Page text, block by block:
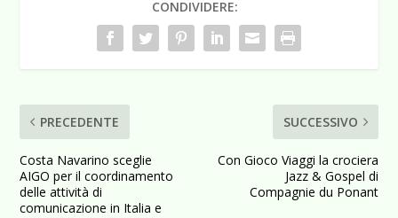
CONDIVIDERE:
PRECEDENTE
Costa Navarino sceglie
AIGO per il coordinamento
delle attività di
comunicazione in Italia e
SUCCESSIVO
Con Gioco Viaggi la crociera
Jazz & Gospel di
Compagnie du Ponant